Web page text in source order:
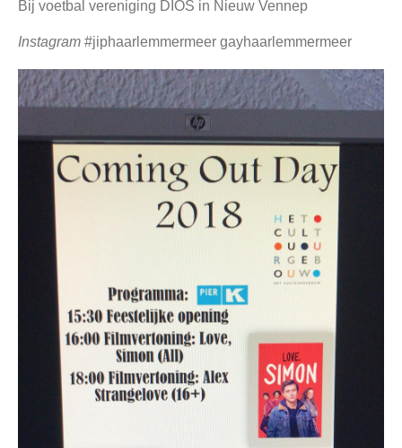
Bij voetbal vereniging DIOS in Nieuw Vennep
Instagram #jiphaarlemmermeer gayhaarlemmermeer